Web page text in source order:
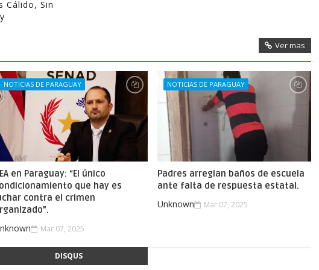
Cálido, Sin
Ver mas
NOTICIAS DE PARAGUAY
en Paraguay: “El único
que hay es
contra el crimen
Mar 07, 2025
NOTICIAS DE PARAGUAY
Padres arreglan baños de escuela
ante falta de respuesta estatal.
Unknown Mar 07, 2025
DISQUS